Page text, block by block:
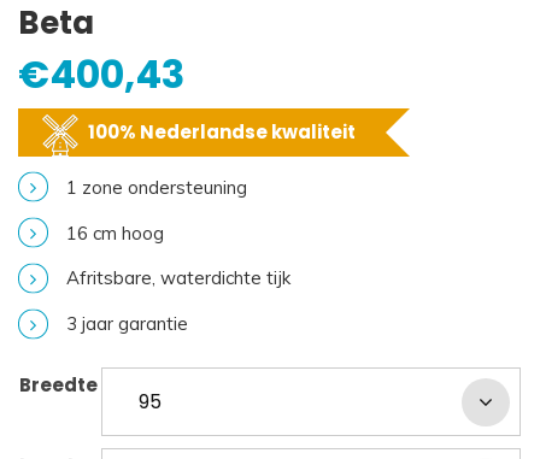
Beta
€400,43
100% Nederlandse kwaliteit
1 zone ondersteuning
16 cm hoog
Afritsbare, waterdichte tijk
3 jaar garantie
Breedte